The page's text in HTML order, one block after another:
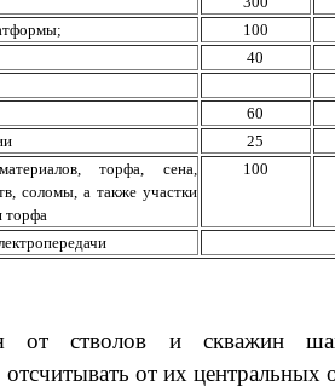
100
40
60
25
торфа, сена,
соломы, а также участки
торфа
100
от стволов и скважин
от их центральных